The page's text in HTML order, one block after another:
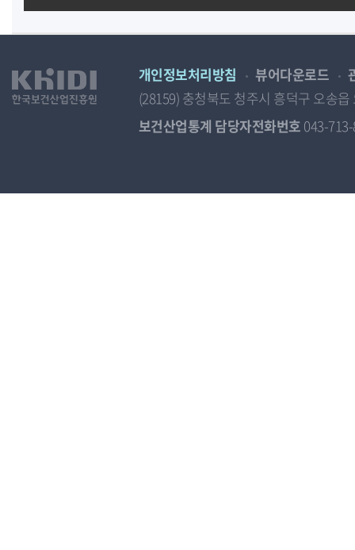
개인정보처리방침 뷰어다운로드
(28159) 충청북도 청주시 흥덕구 오송
보건산업통계 담당자전화번호 043-